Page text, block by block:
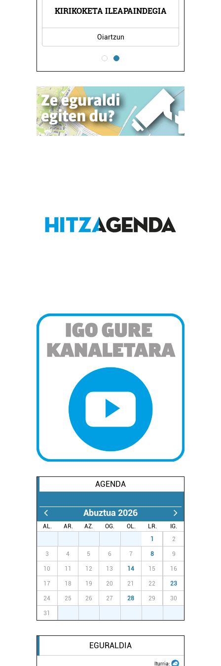
KIRIKOKETA ILEAPAINDEGIA
Oiartzun
AGENDA
Abuztua 2026
AL. AR. AZ. OG. OL. LR.
IG.
1 2
3 4 5 6 7 8 9
10 11 12 13 14 15 16
17 18 19 20 21 22 23
24 25 26 27 28 29 30
31
EGURALDIA
Iturria: